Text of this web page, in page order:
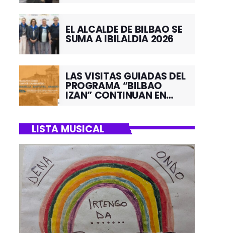
EL ALCALDE DE BILBAO SE
SUMA A IBILALDIA 2026
LAS VISITAS GUIADAS DEL
PROGRAMA “BILBAO
IZAN” CONTINUAN EN
LISTA MUSICAL